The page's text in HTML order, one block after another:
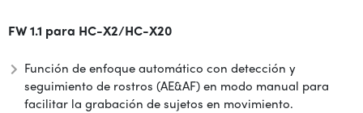
FW 1.1 para HC-X2/HC-X20
Función de enfoque automático con detección y
seguimiento de rostros (AE&AF) en modo manual para
facilitar la grabación de sujetos en movimiento.